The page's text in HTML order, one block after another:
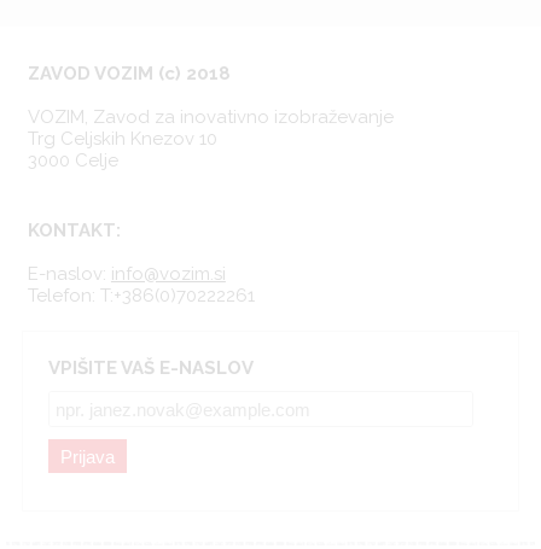
ZAVOD VOZIM (c) 2018
VOZIM, Zavod za inovativno izobraževanje
Trg Celjskih Knezov 10
3000 Celje
KONTAKT:
E-naslov: info@vozim.si
Telefon: T:+386(0)70222261
VPIŠITE VAŠ E-NASLOV
Prijava